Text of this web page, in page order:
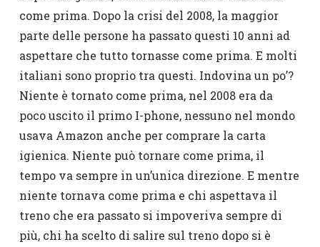
come prima. Dopo la crisi del 2008, la maggior
parte delle persone ha passato questi 10 anni ad
aspettare che tutto tornasse come prima. E molti
italiani sono proprio tra questi. Indovina un po’?
Niente è tornato come prima, nel 2008 era da
poco uscito il primo I-phone, nessuno nel mondo
usava Amazon anche per comprare la carta
igienica. Niente può tornare come prima, il
tempo va sempre in un’unica direzione. E mentre
niente tornava come prima e chi aspettava il
treno che era passato si impoveriva sempre di
più, chi ha scelto di salire sul treno dopo si è